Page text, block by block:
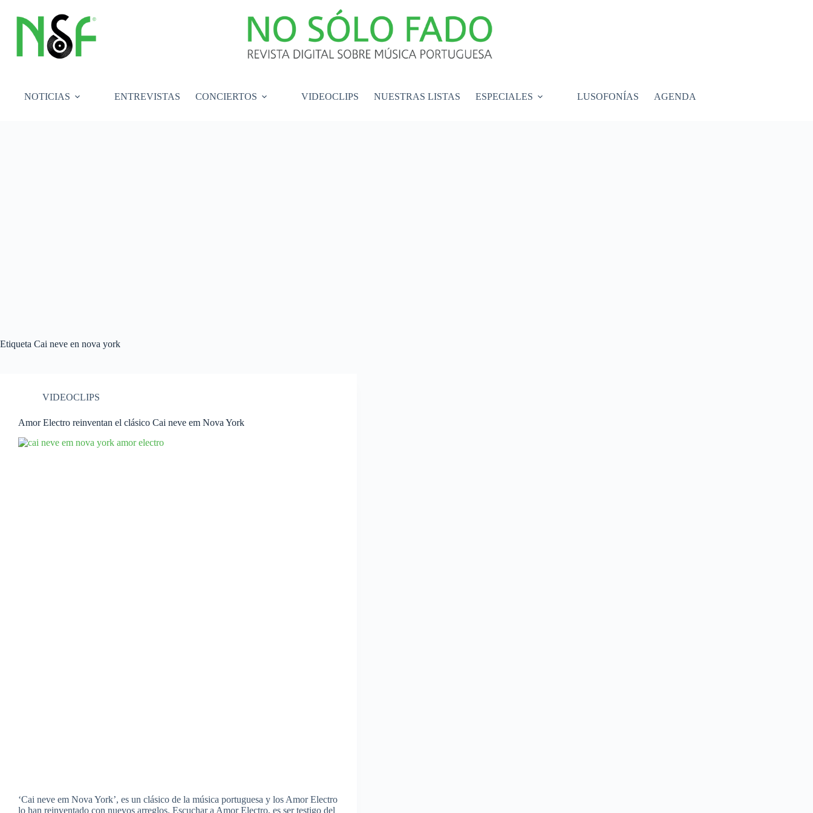
contenido
NOTICIAS ENTREVISTAS CONCIERTOS VIDEOCLIPS NUESTRAS LISTAS ESPECIALES LUSOFONÍAS AGENDA
Etiqueta Cai neve en nova york
VIDEOCLIPS
Amor Electro reinventan el clásico Cai neve em Nova York
‘Cai neve em Nova York’, es un clásico de la música portuguesa y los Amor Electro
lo han reinventado con nuevos arreglos. Escuchar a Amor Electro, es ser testigo del